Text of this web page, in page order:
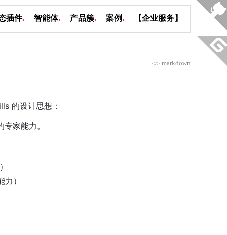
插件. 智能体. 产品簇. 案例. 【企业服务】
</> markdown
的设计思想：
家能力。
）